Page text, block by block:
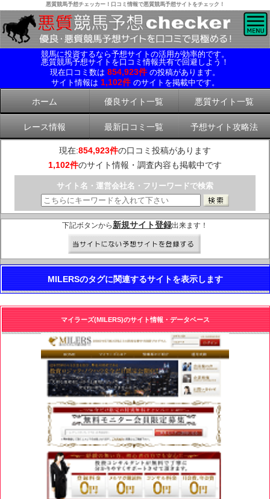
悪質競馬予想チェッカー！口コミ情報で悪質競馬予想サイトをチェック！
競馬に投資するなら予想サイトの活用が効率的です。
悪質競馬予想サイトを口コミ情報共有で回避しよう！
現在口コミ数は 854,923件 の投稿があります。
サイト情報は 1,102件 のサイトを掲載中です。
ホーム 優良サイト一覧 悪質サイト一覧
レース情報 最新口コミ一覧 予想サイト攻略法
現在:854,923件の口コミ投稿があります
1,102件のサイト情報・調査内容も掲載中です
サイト名・運営会社名・フリーワードで検索
下記ボタンから 新規サイト登録出来ます！
MILERSのタグに関連するサイトを表示します
マイラーズ(MILERS)のサイト情報・データベース